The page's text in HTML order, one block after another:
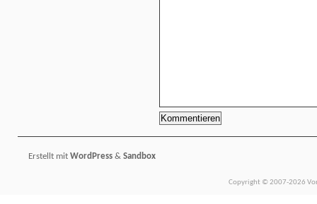
Erstellt mit WordPress & Sandbox
Copyright © 2007-2026